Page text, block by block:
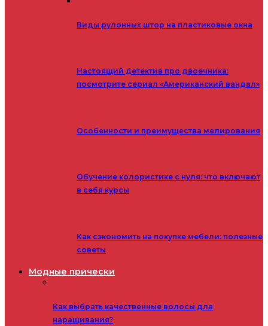
Виды рулонных штор на пластиковые окна
Настоящий детектив про двоечника:
посмотрите сериал «Американский вандал»
Особенности и преимущества мелирования
Обучение колористике с нуля: что включают
в себя курсы
Как сэкономить на покупке мебели: полезные
советы
Модные прически
Как выбрать качественные волосы для
наращивания?